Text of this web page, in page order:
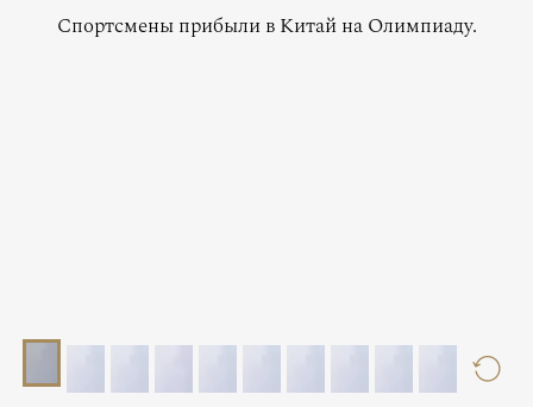
Спортсмены прибыли в Китай на Олимпиаду.